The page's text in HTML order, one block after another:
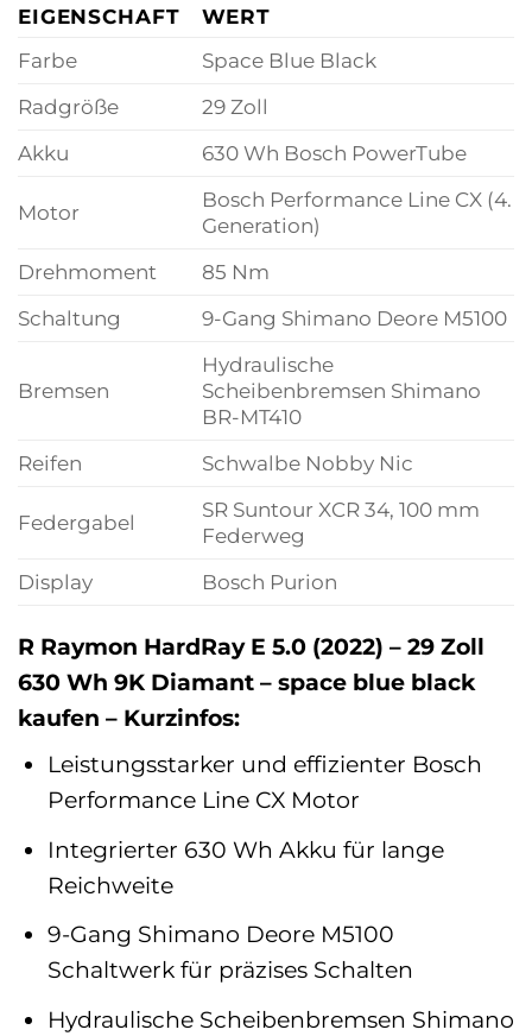
EIGENSCHAFT
WERT
Farbe
Space Blue Black
Radgröße
29 Zoll
Akku
630 Wh Bosch PowerTube
Motor
Bosch Performance Line CX (4.
Generation)
Drehmoment
85 Nm
Schaltung
9-Gang Shimano Deore M5100
Bremsen
Hydraulische
Scheibenbremsen Shimano
BR-MT410
Reifen
Schwalbe Nobby Nic
Federgabel
SR Suntour XCR 34, 100 mm
Federweg
Display
Bosch Purion
R Raymon HardRay E 5.0 (2022) – 29 Zoll
630 Wh 9K Diamant – space blue black
kaufen – Kurzinfos:
Leistungsstarker und effizienter Bosch
Performance Line CX Motor
Integrierter 630 Wh Akku für lange
Reichweite
9-Gang Shimano Deore M5100
Schaltwerk für präzises Schalten
Hydraulische Scheibenbremsen Shimano